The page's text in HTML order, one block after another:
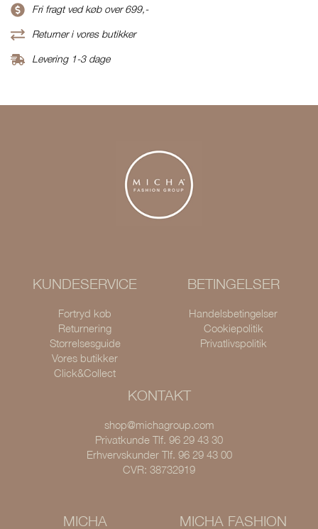
Fri fragt ved køb over 699,-
Returner i vores butikker
Levering 1-3 dage
KUNDESERVICE
Fortryd køb
Returnering
Størrelsesguide
Vores butikker
Click&Collect
BETINGELSER
Handelsbetingelser
Cookiepolitik
Privatlivspolitik
KONTAKT
shop@michagroup.com
Privatkunde Tlf. 96 29 43 30
Erhvervskunder Tlf. 96 29 43 00
CVR: 38732919
MICHA
MICHA FASHION